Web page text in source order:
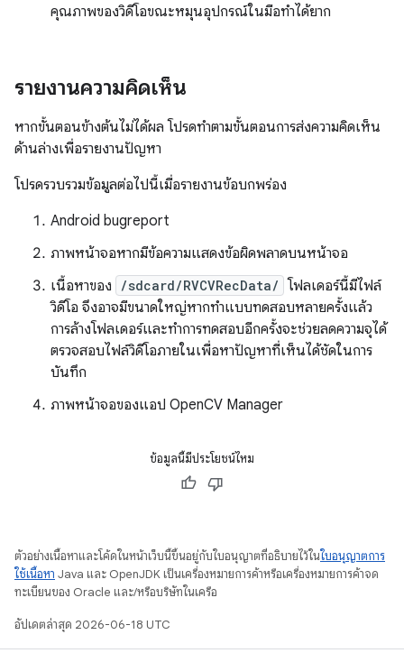
คุณภาพของวิดีโอขณะหมุนอุปกรณ์ในมือทำได้ยาก
รายงานความคิดเห็น
หากขั้นตอนข้างต้นไม่ได้ผล โปรดทำตามขั้นตอนการส่งความคิดเห็น
ด้านล่างเพื่อรายงานปัญหา
โปรดรวบรวมข้อมูลต่อไปนี้เมื่อรายงานข้อบกพร่อง
Android bugreport
ภาพหน้าจอหากมีข้อความแสดงข้อผิดพลาดบนหน้าจอ
เนื้อหาของ
/sdcard/RVCVRecData/ โฟลเดอร์นี้มีไฟล์
วิดีโอ จึงอาจมีขนาดใหญ่หากทำแบบทดสอบหลายครั้งแล้ว
การล้างโฟลเดอร์และทำการทดสอบอีกครั้งจะช่วยลดความจุได้
ตรวจสอบไฟล์วิดีโอภายในเพื่อหาปัญหาที่เห็นได้ชัดในการ
บันทึก
ภาพหน้าจอของแอป OpenCV Manager
ข้อมูลนี้มีประโยชน์ไหม
ตัวอย่างเนื้อหาและโค้ดในหน้าเว็บนี้ขึ้นอยู่กับใบอนุญาตที่อธิบายไว้ในใบอนุญาตการ
ใช้เนื้อหา Java และ OpenJDK เป็นเครื่องหมายการค้าหรือเครื่องหมายการค้าจด
ทะเบียนของ Oracle และ/หรือบริษัทในเครือ
อัปเดตล่าสุด 2026-06-18 UTC